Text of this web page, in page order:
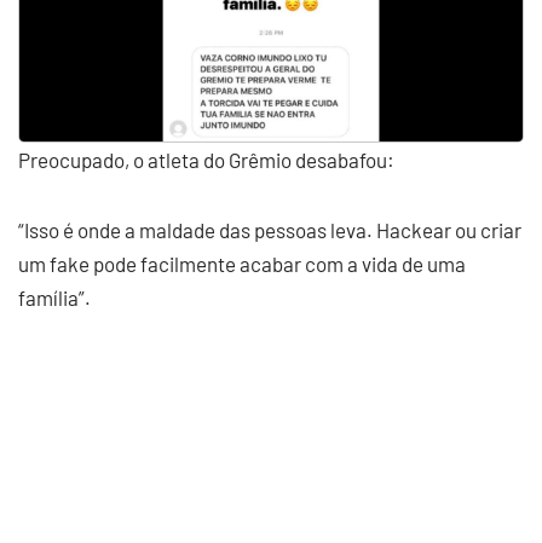
Preocupado, o atleta do Grêmio desabafou:
“Isso é onde a maldade das pessoas leva. Hackear ou criar
um fake pode facilmente acabar com a vida de uma
família”.